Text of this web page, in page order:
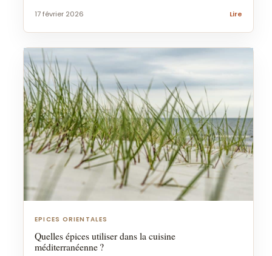
17 février 2026 Lire
EPICES ORIENTALES
Quelles épices utiliser dans la cuisine
méditerranéenne ?